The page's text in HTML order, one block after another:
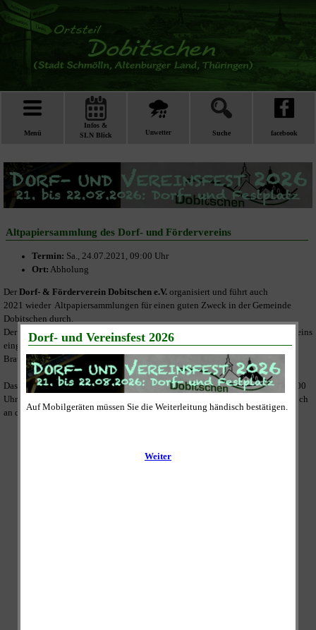
Menü
Infos &
SLN Blick
Unwetter Suche facebook
Altpapiersammlung des Dorf- und Fördervereins
Termin: Sa., 24.07.2021, 09:00 Uhr
Ort: Abholung
Der Dorf- & Förderverein Dobitschen e.V. organisiert und führt auch
2021 wieder Altpapiersammlungen für einen guten Zweck in der Gemeinde
Dobitschen durch.
Der Erlös wird vollständig zur Umsetzung der satzungsmäßigen Ziele des Vereins
eingesetzt und dies ist unter Anderem die weitere Sanierung der "ehemaligen
Brauerei" am Festplatz im Ortskern.
Das gesammelte Altpapier wird an den Sammeltagen zwischen 09:00 und 11:00
Uhr abgeholt. Dazu legen Sie es bitte bis 09:00 Uhr gut sichtbar und zugänglich
an die Straße vor Ihrem Grundstück oder Ihrer Wohnung ab.